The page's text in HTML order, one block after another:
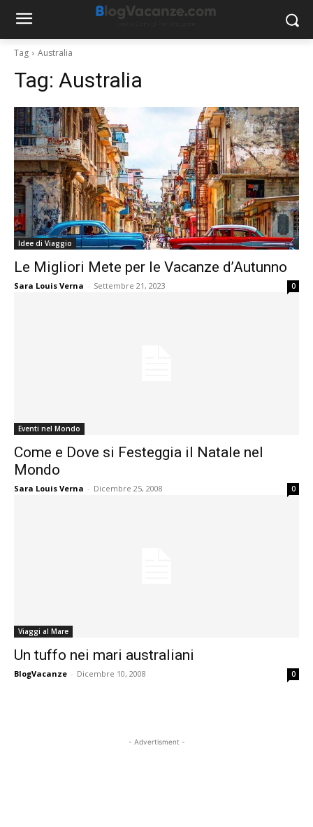
Tag Australia
Tag: Australia
Idee di Viaggio
Le Migliori Mete per le Vacanze d’Autunno
Sara Louis Verna - Settembre 21, 2023 0
Eventi nel Mondo
Come e Dove si Festeggia il Natale nel
Mondo
Sara Louis Verna - Dicembre 25, 2008 0
Viaggi al Mare
Un tuffo nei mari australiani
BlogVacanze - Dicembre 10, 2008 0
- Advertisment -